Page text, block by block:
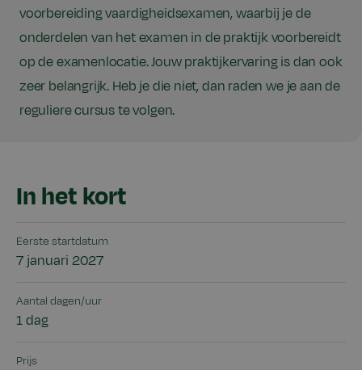
voorbereiding vaardigheidsexamen, waarbij je de
onderdelen van het examen in de praktijk voorbereidt
op de examenlocatie. Jouw praktijkervaring is dan ook
zeer belangrijk. Heb je die niet, dan raden we je aan de
reguliere cursus te volgen.
In het kort
Eerste startdatum
7 januari 2027
Aantal dagen/uur
1 dag
Prijs